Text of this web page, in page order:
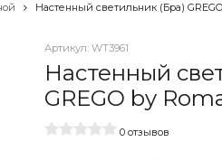
Настенный светильник (Бра)
Артикул: WT3961
Настенный
GREGO by
0 отзывов